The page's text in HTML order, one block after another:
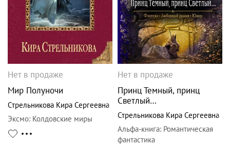
Нет в продаже
Мир Полуночи
Стрельникова Кира Сергеевна
Эксмо: Колдовские миры
Нет в продаже
Принц Темный, принц
Светлый…
Стрельникова Кира Сергеевна
Альфа-книга: Романтическая
фантастика